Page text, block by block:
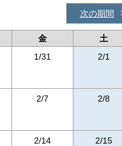
次の期間
金
土
1/31 2/1
2/7 2/8
2/14 2/15